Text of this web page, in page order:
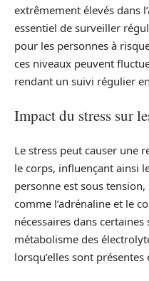
extrêmement élevés dans
essentiel de surveiller
pour les personnes à
ces niveaux peuvent
rendant un suivi régulier
Impact du stress sur
Le stress peut causer une
le corps, influençant ainsi
personne est sous
comme l’adrénaline et le
nécessaires dans
métabolisme des
lorsqu’elles sont présentes